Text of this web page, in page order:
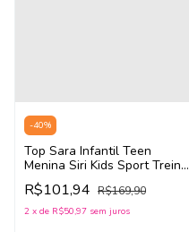
-40%
Top Sara Infantil Teen
Menina Siri Kids Sport Treino
41845 (Azul Claro)
R$101,94 R$169,90
2 x de R$50,97 sem juros